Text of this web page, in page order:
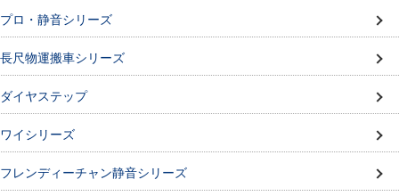
プロ・静音シリーズ
長尺物運搬車シリーズ
ダイヤステップ
ワイシリーズ
フレンディーチャン静音シリーズ